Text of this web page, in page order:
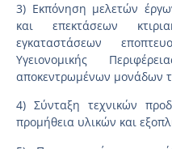
3) Εκπόνηση μελετών
και επεκτάσεων
εγκαταστάσεων
Υγειονομικής
αποκεντρωμένων μονάδων
4) Σύνταξη τεχνικών
προμήθεια υλικών και